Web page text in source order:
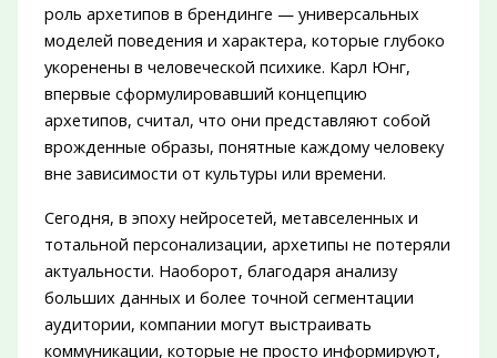
роль архетипов в брендинге — универсальных
моделей поведения и характера, которые глубоко
укоренены в человеческой психике. Карл Юнг,
впервые сформулировавший концепцию
архетипов, считал, что они представляют собой
врожденные образы, понятные каждому человеку
вне зависимости от культуры или времени.
Сегодня, в эпоху нейросетей, метавселенных и
тотальной персонализации, архетипы не потеряли
актуальности. Наоборот, благодаря анализу
больших данных и более точной сегментации
аудитории, компании могут выстраивать
коммуникации, которые не просто информируют,